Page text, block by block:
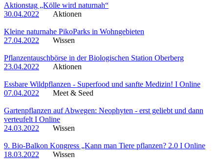
Aktionstag „Kölle wird naturnah“
30.04.2022
Aktionen
Kleine naturnahe PikoParks in Wohngebieten
27.04.2022
Wissen
Pflanzentauschbörse in der Biologischen Station Oberberg
23.04.2022
Aktionen
Essbare Wildpflanzen - Superfood und sanfte Medizin! I Online
07.04.2022
Meet & Seed
Gartenpflanzen auf Abwegen: Neophyten - erst geliebt und dann
verteufelt I Online
24.03.2022
Wissen
9. Bio-Balkon Kongress „Kann man Tiere pflanzen? 2.0 I Online
18.03.2022
Wissen